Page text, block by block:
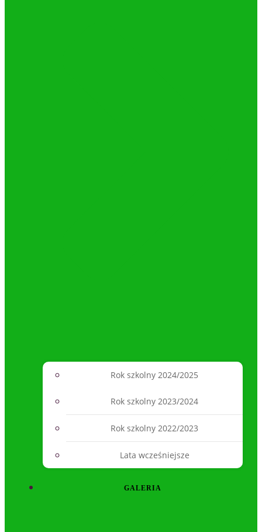
Rok szkolny 2024/2025
Rok szkolny 2023/2024
Rok szkolny 2022/2023
Lata wcześniejsze
GALERIA